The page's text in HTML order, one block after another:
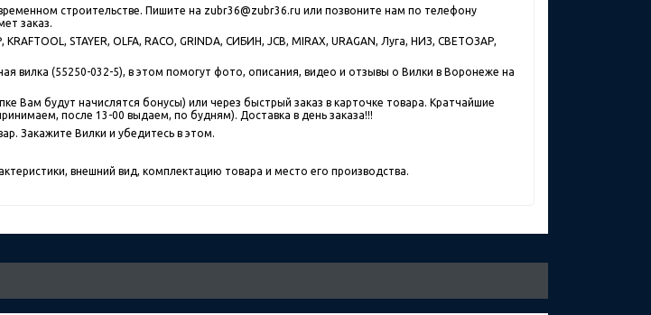
строительстве. Пишите на zubr36@zubr36.ru или позвоните нам по телефону
заказ.
STAYER, OLFA, RACO, GRINDA, СИБИН, JCB, MIRAX, URAGAN, Луга, НИЗ, СВЕТОЗАР,
вилка (55250-032-5), в этом помогут фото, описания, видео и отзывы о Вилки в Воронеже на
Вам будут начислятся бонусы) или через быстрый заказ в карточке товара. Кратчайшие
после 13-00 выдаем, по будням). Доставка в день заказа!!!
Закажите Вилки и убедитесь в этом.
внешний вид, комплектацию товара и место его производства.